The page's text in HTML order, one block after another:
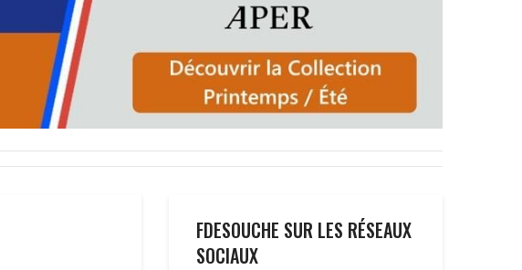
FDESOUCHE SUR LES RÉSEAUX
SOCIAUX